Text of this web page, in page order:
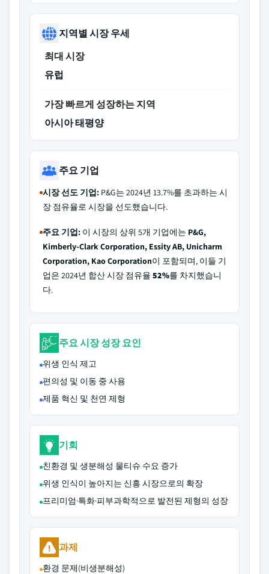
지역별 시장 우세
최대 시장
유럽
가장 빠르게 성장하는 지역
아시아 태평양
주요 기업
시장 선도 기업: P&G는 2024년 13.7%를 초과하는 시
장 점유율로 시장을 선도했습니다.
주요 기업: 이 시장의 상위 5개 기업에는 P&G,
Kimberly-Clark Corporation, Essity AB, Unicharm
Corporation, Kao Corporation이 포함되며, 이들 기
업은 2024년 합산 시장 점유율 52%를 차지했습니
다.
주요 시장 성장 요인
위생 인식 제고
편의성 및 이동 중 사용
제품 혁신 및 천연 제형
기회
친환경 및 생분해성 물티슈 수요 증가
위생 인식이 높아지는 신흥 시장으로의 확장
프리미엄·특화·피부과학적으로 발전된 제형의 성장
과제
환경 문제(비생분해성)